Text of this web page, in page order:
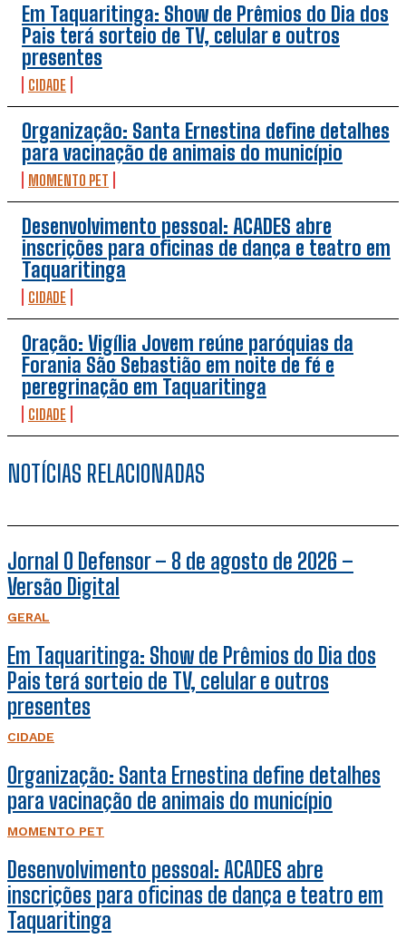
Em Taquaritinga: Show de Prêmios do Dia dos
Pais terá sorteio de TV, celular e outros
presentes
CIDADE
Organização: Santa Ernestina define detalhes
para vacinação de animais do município
MOMENTO PET
Desenvolvimento pessoal: ACADES abre
inscrições para oficinas de dança e teatro em
Taquaritinga
CIDADE
Oração: Vigília Jovem reúne paróquias da
Forania São Sebastião em noite de fé e
peregrinação em Taquaritinga
CIDADE
NOTÍCIAS RELACIONADAS
Jornal O Defensor – 8 de agosto de 2026 –
Versão Digital
GERAL
Em Taquaritinga: Show de Prêmios do Dia dos
Pais terá sorteio de TV, celular e outros
presentes
CIDADE
Organização: Santa Ernestina define detalhes
para vacinação de animais do município
MOMENTO PET
Desenvolvimento pessoal: ACADES abre
inscrições para oficinas de dança e teatro em
Taquaritinga